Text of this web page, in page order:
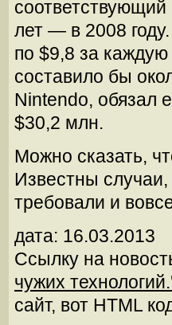
лет — в 2008
по $9,8 за
составило бы
Nintendo, обязал
$30,2 млн.
Можно сказать,
Известны
требовали и
дата: 16.03.2013
Ссылку на
чужих
сайт, вот HTML